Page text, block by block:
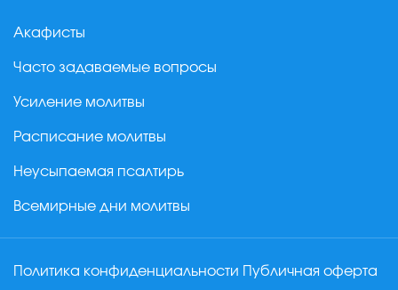
Акафисты
Часто задаваемые вопросы
Усиление молитвы
Расписание молитвы
Неусыпаемая псалтирь
Всемирные дни молитвы
Политика конфиденциальности Публичная оферта